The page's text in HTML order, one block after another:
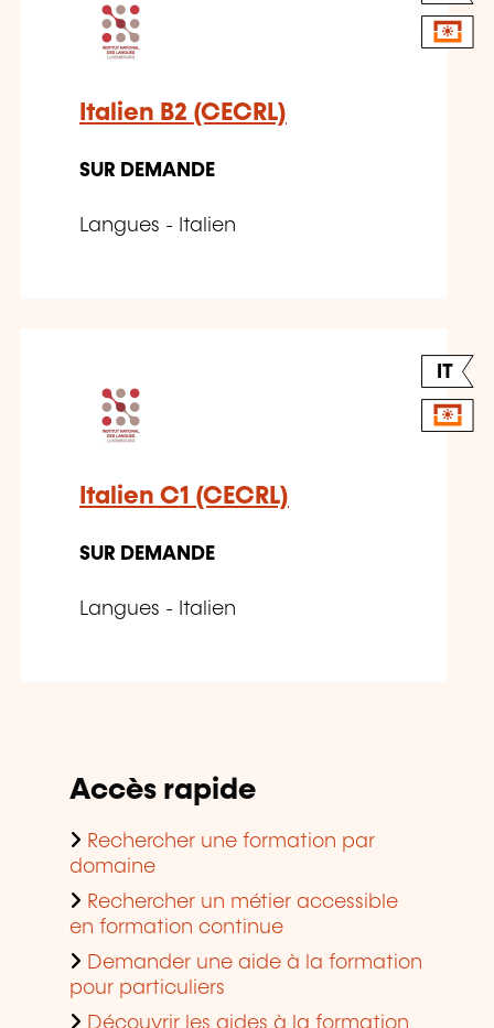
Italien B2 (CECRL)
SUR DEMANDE
Langues - Italien
IT
Italien C1 (CECRL)
SUR DEMANDE
Langues - Italien
Accès rapide
Rechercher une formation par
domaine
Rechercher un métier accessible
en formation continue
Demander une aide à la formation
pour particuliers
Découvrir les aides à la formation